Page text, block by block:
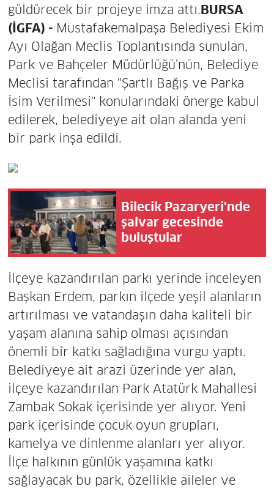
güldürecek bir projeye imza attı.BURSA
(İGFA) - Mustafakemalpaşa Belediyesi Ekim
Ayı Olağan Meclis Toplantısında sunulan,
Park ve Bahçeler Müdürlüğü’nün, Belediye
Meclisi tarafından "Şartlı Bağış ve Parka
İsim Verilmesi" konularındaki önerge kabul
edilerek, belediyeye ait olan alanda yeni
bir park inşa edildi.
Bilecik Pazaryeri'nde
şalvar gecesinde
buluştular
İlçeye kazandırılan parkı yerinde inceleyen
Başkan Erdem, parkın ilçede yeşil alanların
artırılması ve vatandaşın daha kaliteli bir
yaşam alanına sahip olması açısından
önemli bir katkı sağladığına vurgu yaptı.
Belediyeye ait arazi üzerinde yer alan,
ilçeye kazandırılan Park Atatürk Mahallesi
Zambak Sokak içerisinde yer alıyor. Yeni
park içerisinde çocuk oyun grupları,
kamelya ve dinlenme alanları yer alıyor.
İlçe halkının günlük yaşamına katkı
sağlayacak bu park, özellikle aileler ve